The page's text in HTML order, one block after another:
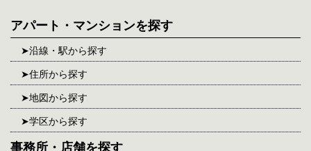
アパート・マンションを探す
沿線・駅から探す
住所から探す
地図から探す
学区から探す
事務所・店舗を探す